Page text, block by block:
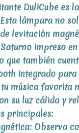
DuliCube es
lámpara no
levitación
impreso
que también
integrado para
música favorita
su luz cálida y
principales:
Observa